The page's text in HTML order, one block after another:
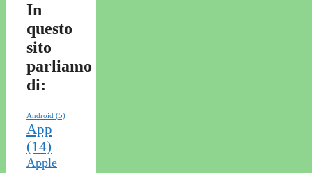
In
questo
sito
parliamo
di:
Android (5)
App
(14)
Apple